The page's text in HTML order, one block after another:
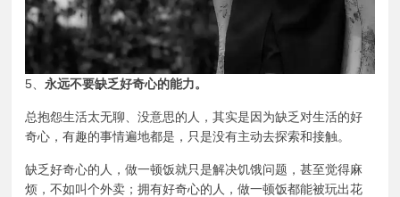
5、永远不要缺乏好奇心的能力。
总抱怨生活太无聊、没意思的人，其实是因为缺乏对生活的好
奇心，有趣的事情遍地都是，只是没有主动去探索和接触。
缺乏好奇心的人，做一顿饭就只是解决饥饿问题，甚至觉得麻
烦，不如叫个外卖；拥有好奇心的人，做一顿饭都能被玩出花